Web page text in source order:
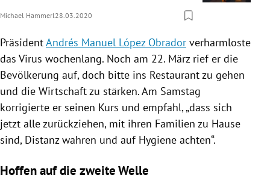
Michael Hammerl28.03.2020
PräsidentAndrés Manuel López Obrador verharmloste
das Virus wochenlang. Noch am 22. März rief er die
Bevölkerung auf, doch bitte ins Restaurantzu gehen
und die Wirtschaft zu stärken. Am Samstag
korrigierte er seinen Kurs und empfahl, „dass sich
jetzt alle zurückziehen, mit ihren Familien zu Hause
sind, Distanz wahren und auf Hygiene achten“.
Hoffen auf die zweite Welle